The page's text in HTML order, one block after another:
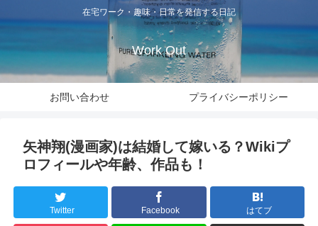
在宅ワーク・趣味・日常を発信する日記
Work Out
お問い合わせ プライバシーポリシー
矢神翔(漫画家)は結婚して嫁いる？Wikiプ
ロフィールや年齢、作品も！
Twitter Facebook はてブ